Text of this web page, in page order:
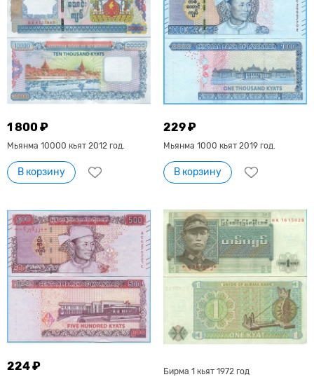
1 800 ₽
Мьянма 10000 кьят 2012 год.
В корзину
229 ₽
Мьянма 1000 кьят 2019 год.
В корзину
224 ₽ Бирма 1 кьят 1972 год